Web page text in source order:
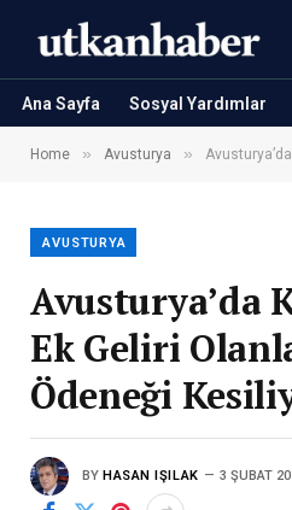
Ana Sayfa Sosyal Yardımlar
Home » Avusturya » Avusturya’da Kötü
AVUSTURYA
Avusturya’da
Ek Geliri
Ödeneği
BY HASAN IŞILAK 3 ŞUBAT